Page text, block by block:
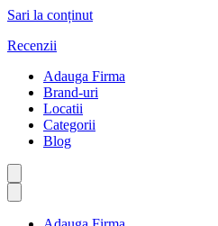
Sari la conținut
Recenzii
Adauga Firma
Brand-uri
Locatii
Categorii
Blog